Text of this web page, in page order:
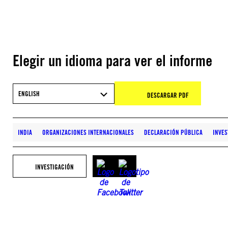
Elegir un idioma para ver el informe
ENGLISH DESCARGAR PDF
INDIA ORGANIZACIONES INTERNACIONALES DECLARACIÓN PÚBLICA
INVESTIGACIÓN